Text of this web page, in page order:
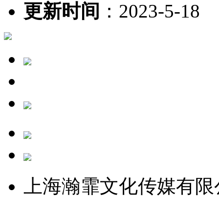
更新时间 ： 2023-5-18
上海瀚霏文化传媒有